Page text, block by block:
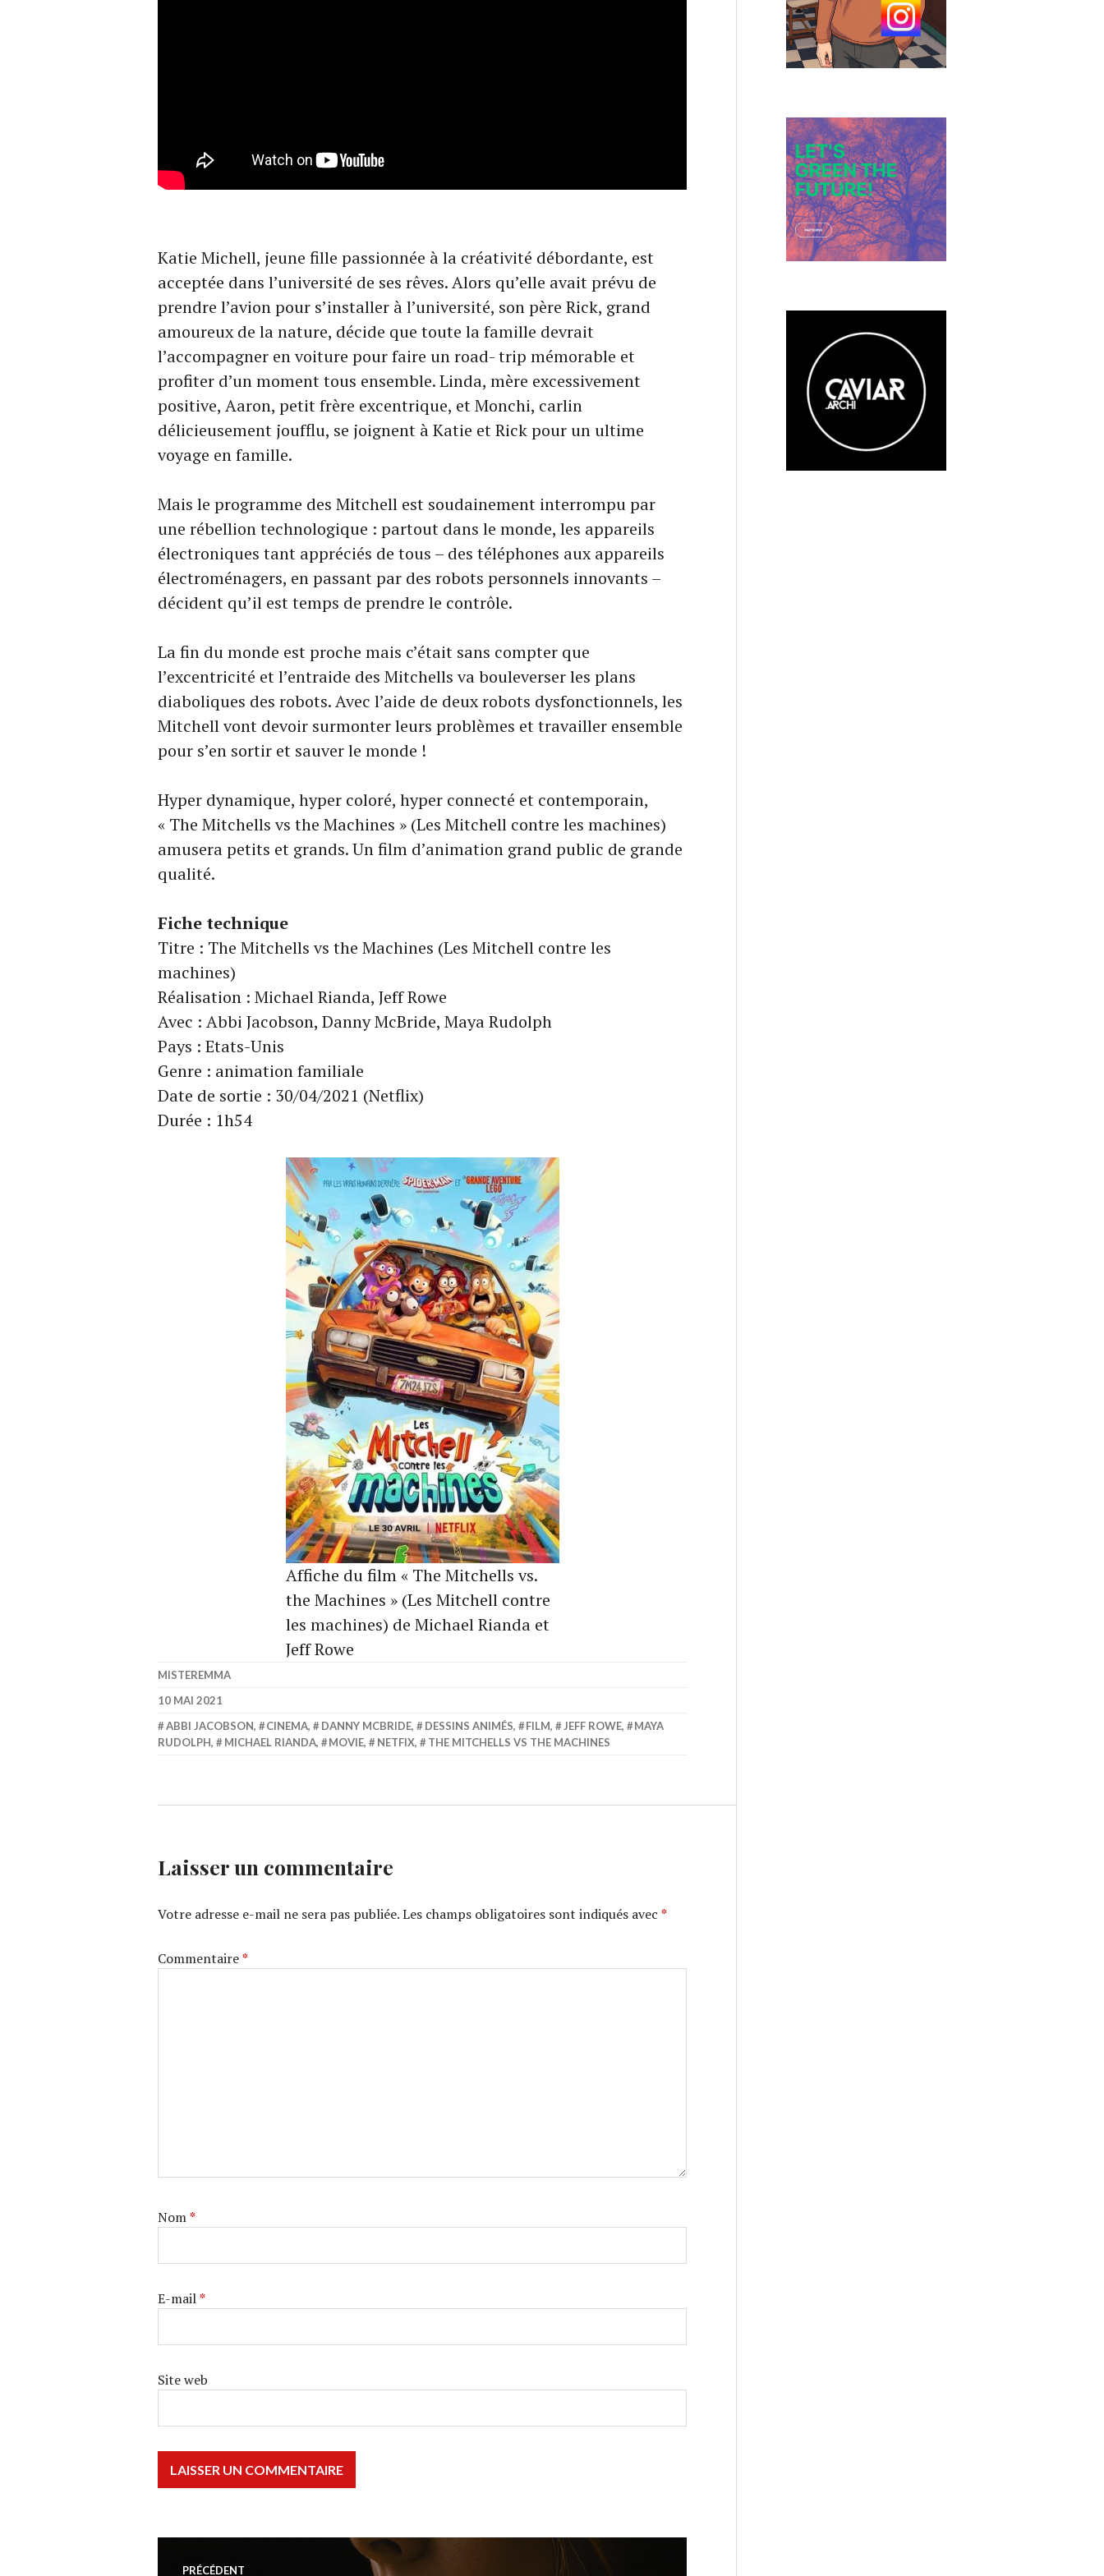
Katie Michell, jeune fille passionnée à la créativité débordante, est
acceptée dans l’université de ses rêves. Alors qu’elle avait prévu de
prendre l’avion pour s’installer à l’université, son père Rick, grand
amoureux de la nature, décide que toute la famille devrait
l’accompagner en voiture pour faire un road- trip mémorable et
profiter d’un moment tous ensemble. Linda, mère excessivement
positive, Aaron, petit frère excentrique, et Monchi, carlin
délicieusement joufflu, se joignent à Katie et Rick pour un ultime
voyage en famille.
Mais le programme des Mitchell est soudainement interrompu par
une rébellion technologique : partout dans le monde, les appareils
électroniques tant appréciés de tous – des téléphones aux appareils
électroménagers, en passant par des robots personnels innovants –
décident qu’il est temps de prendre le contrôle.
La fin du monde est proche mais c’était sans compter que
l’excentricité et l’entraide des Mitchells va bouleverser les plans
diaboliques des robots. Avec l’aide de deux robots dysfonctionnels, les
Mitchell vont devoir surmonter leurs problèmes et travailler ensemble
pour s’en sortir et sauver le monde !
Hyper dynamique, hyper coloré, hyper connecté et contemporain,
« The Mitchells vs the Machines » (Les Mitchell contre les machines)
amusera petits et grands. Un film d’animation grand public de grande
qualité.
Fiche technique
Titre : The Mitchells vs the Machines (Les Mitchell contre les
machines)
Réalisation : Michael Rianda, Jeff Rowe
Avec : Abbi Jacobson, Danny McBride, Maya Rudolph
Pays : Etats-Unis
Genre : animation familiale
Date de sortie : 30/04/2021 (Netflix)
Durée : 1h54
Affiche du film « The Mitchells vs.
the Machines » (Les Mitchell contre
les machines) de Michael Rianda et
Jeff Rowe
MISTEREMMA
10 MAI 2021
ABBI JACOBSON, CINEMA, DANNY MCBRIDE, DESSINS ANIMÉS, FILM, JEFF ROWE,
MAYA
RUDOLPH, MICHAEL RIANDA, MOVIE, NETFIX, THE MITCHELLS VS THE MACHINES
Laisser un commentaire
Votre adresse e-mail ne sera pas publiée.Les champs obligatoires sont indiqués avec *
Commentaire*
Nom*
E-mail*
Site web
Navigation
PRÉCÉDENT